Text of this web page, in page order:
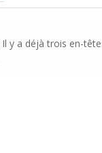
Il y a déjà trois en-